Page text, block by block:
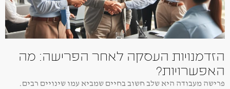
הזדמנויות העסקה לאחר הפרישה: מה
האפשרויות?
פרישה מעבודה היא שלב חשוב בחיים שמביא עמו שינויים רבים.